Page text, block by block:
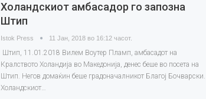
Холандскиот амбасадор го запозна
Штип
Istok Press 11 Јан, 2018 во 16:12 часот.
Штип, 11.01.2018 Вилем Воутер Пламп, амбасадот на
Кралството Холандија во Македонија, денес беше во посета на
Штип. Негов домаќин беше градоначалникот Благој Бочварски.
Холандскиот…